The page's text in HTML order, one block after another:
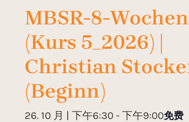
MBSR-8-
(Kurs 5_2026) |
Christian
(Beginn)
26. 10 月 | 下午6:30 - 下午9:00免费